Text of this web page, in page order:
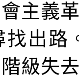
主義
找出路
級失